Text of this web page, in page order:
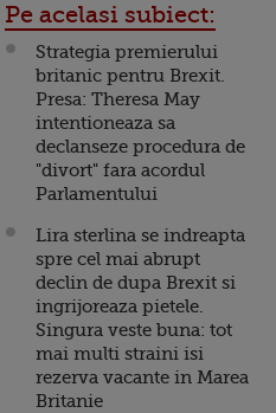
Pe acelasi subiect:
Strategia premierului
britanic pentru Brexit.
Presa: Theresa May
intentioneaza sa
declanseze procedura de
"divort" fara acordul
Parlamentului
Lira sterlina se indreapta
spre cel mai abrupt
declin de dupa Brexit si
ingrijoreaza pietele.
Singura veste buna: tot
mai multi straini isi
rezerva vacante in Marea
Britanie